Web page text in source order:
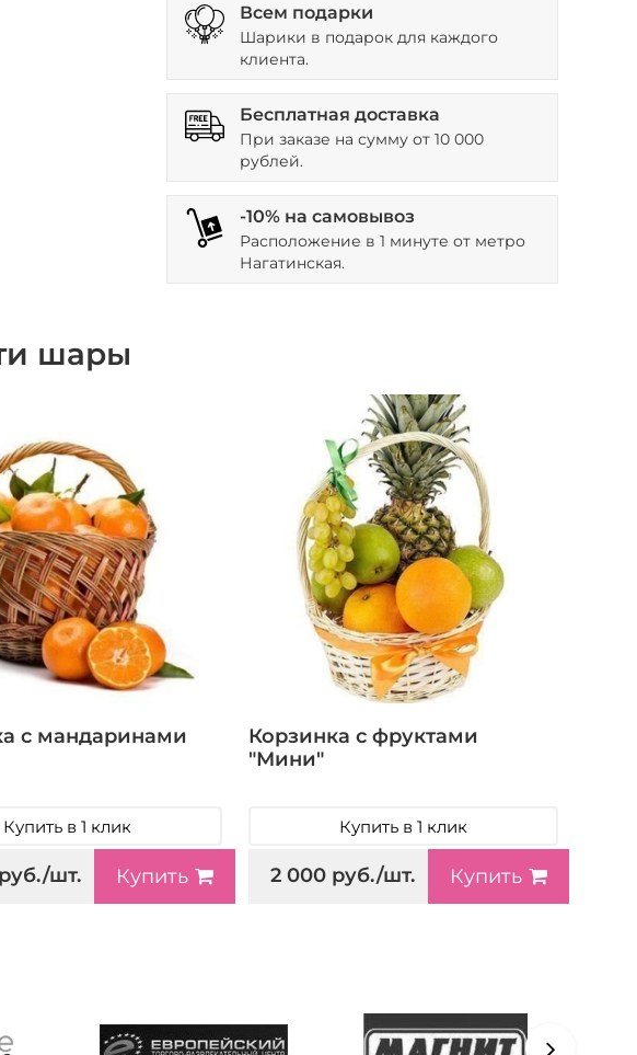
Всем подарки
Шарики в подарок для каждого
клиента.
Бесплатная доставка
При заказе на сумму от 10 000
рублей.
-10% на самовывоз
Расположение в 1 минуте от метро
Нагатинская.
шары
с мандаринами
Купить в 1 клик
шт. Купить
Корзинка с фруктами
"Мини"
Купить в 1 клик
2 000 руб./шт. Купить